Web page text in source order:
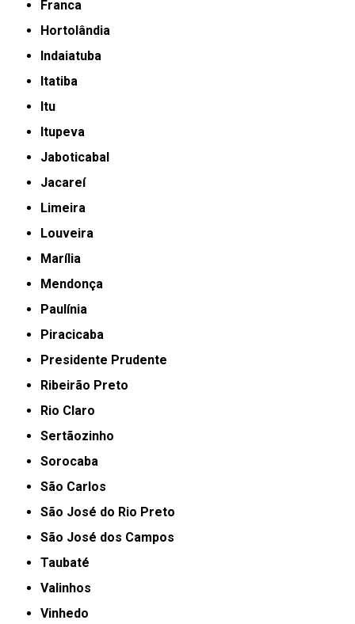
Franca
Hortolândia
Indaiatuba
Itatiba
Itu
Itupeva
Jaboticabal
Jacareí
Limeira
Louveira
Marília
Mendonça
Paulínia
Piracicaba
Presidente Prudente
Ribeirão Preto
Rio Claro
Sertãozinho
Sorocaba
São Carlos
São José do Rio Preto
São José dos Campos
Taubaté
Valinhos
Vinhedo